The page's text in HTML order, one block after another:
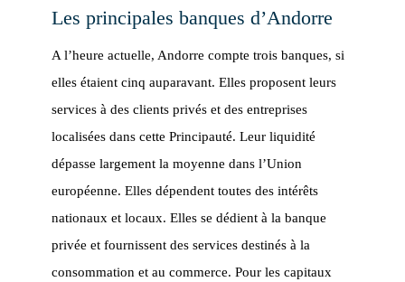
Les principales banques d’Andorre
A l’heure actuelle, Andorre compte trois banques, si
elles étaient cinq auparavant. Elles proposent leurs
services à des clients privés et des entreprises
localisées dans cette Principauté. Leur liquidité
dépasse largement la moyenne dans l’Union
européenne. Elles dépendent toutes des intérêts
nationaux et locaux. Elles se dédient à la banque
privée et fournissent des services destinés à la
consommation et au commerce. Pour les capitaux